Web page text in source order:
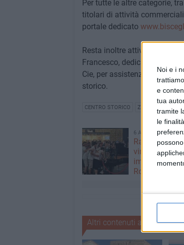
Noi e i
e
tua
tramite
le
Per tutte le altre categorie,
titolari di attività
portale dedicato
Resta inoltre attivo il
Francesco, dedicato in
Cie, per assistenza nelle
storico.
CENTRO STORICO ZTL
6 AGOSTO 2026
Ragazzi
virali dopo
improvvisata
Roma-
Altri contenuti a tema